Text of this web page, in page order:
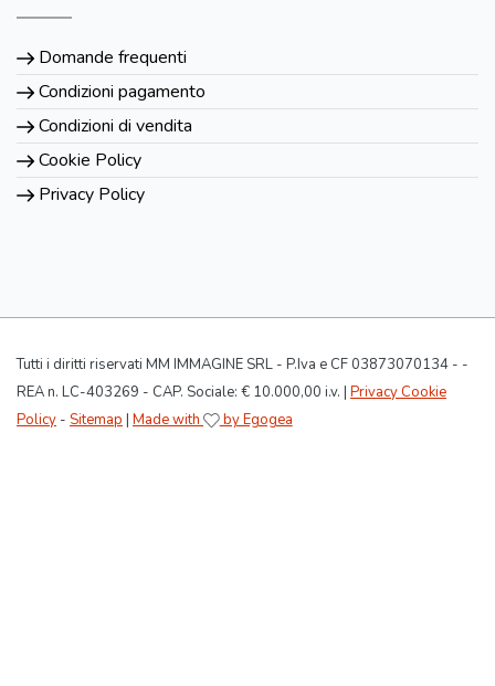
Domande frequenti
Condizioni pagamento
Condizioni di vendita
Cookie Policy
Privacy Policy
Tutti i diritti riservati MM IMMAGINE SRL - P.Iva e CF 03873070134 - -
REA n. LC-403269 - CAP. Sociale: € 10.000,00 i.v. | Privacy Cookie
Policy - Sitemap | Made with by Egogea